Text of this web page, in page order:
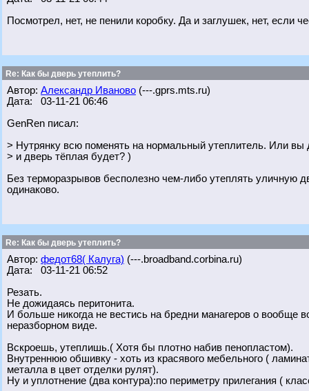
Посмотрел, нет, не пенили коробку. Да и заглушек, нет, если
Re: Как бы дверь утеплить?
Автор: Александр Иваново (---.gprs.mts.ru)
Дата: 03-11-21 06:46
GenRen писал:
> Нутрянку всю поменять на нормальный утеплитель. Или вы
> и дверь тёплая будет? )
Без терморазрывов бесполезно чем-либо утеплять уличную
одинаково.
Re: Как бы дверь утеплить?
Автор: федот68( Калуга) (---.broadband.corbina.ru)
Дата: 03-11-21 06:52
Резать.
Не дожидаясь перитонита.
И больше никогда не вестись на бредни манагеров о вообще
неразборном виде.
Вскроешь, утеплишь.( Хотя бы плотно набив пенопластом).
Внутреннюю обшивку - хоть из красявого мебельного (
металла в цвет отделки рулят).
Ну и уплотнение (два контура):по периметру прилегания (